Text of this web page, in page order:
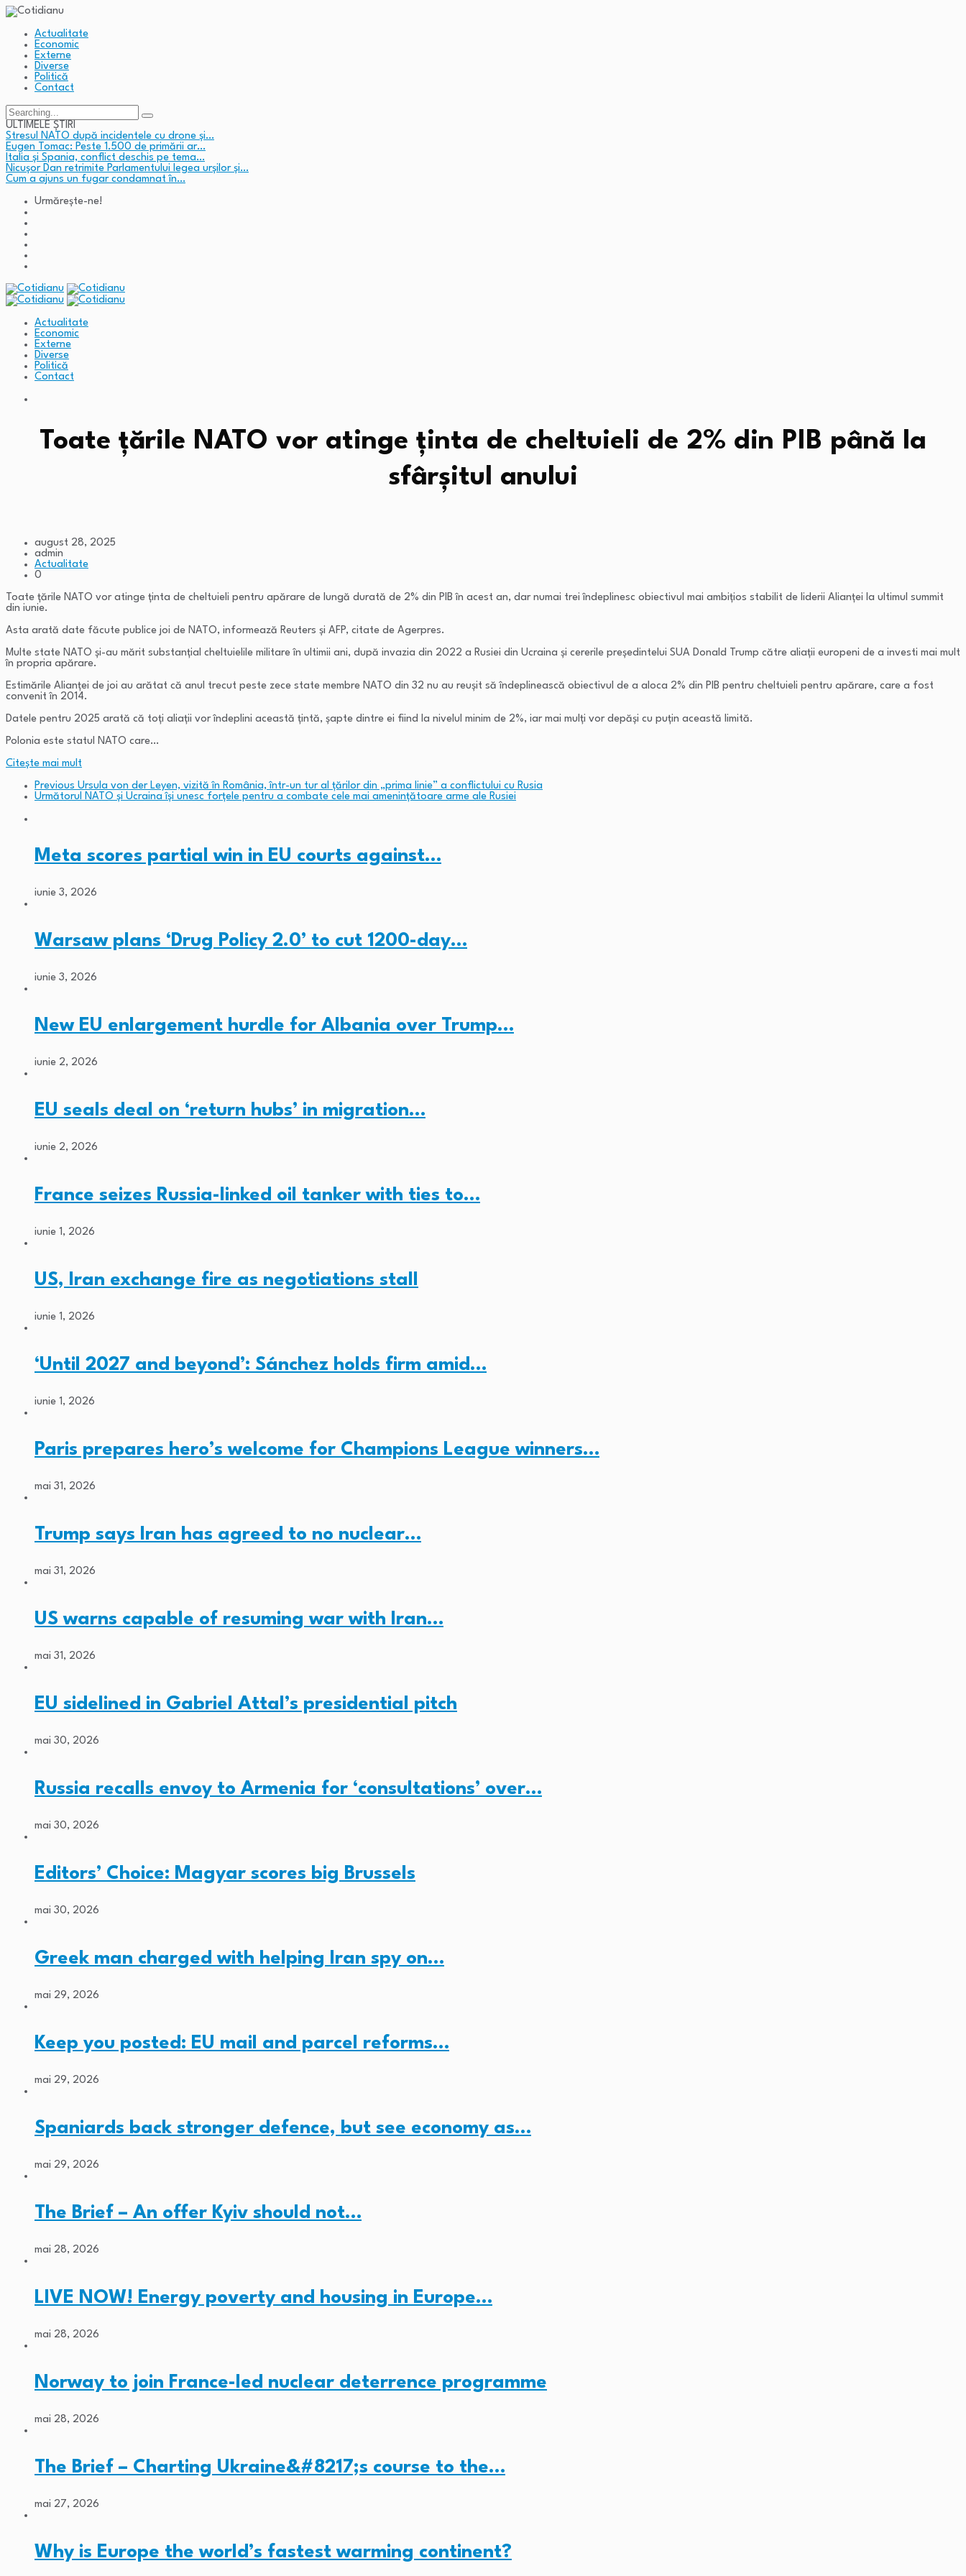
Actualitate
Economic
Externe
Diverse
Politică
Contact
Search
for:
ULTIMELE ȘTIRI
Stresul NATO după incidentele cu drone și…
Eugen Tomac: Peste 1.500 de primării ar…
Italia și Spania, conflict deschis pe tema…
Nicușor Dan retrimite Parlamentului legea urșilor și…
Cum a ajuns un fugar condamnat în…
Urmărește-ne!
Actualitate
Economic
Externe
Diverse
Politică
Contact
Toate țările NATO vor atinge ținta de cheltuieli de 2% din PIB până la
sfârșitul anului
august 28, 2025
admin
Actualitate
0
Toate țările NATO vor atinge ținta de cheltuieli pentru apărare de lungă durată de 2% din PIB în acest an, dar numai trei îndeplinesc obiectivul mai ambițios stabilit de liderii Alianței la ultimul summit
din iunie.
Asta arată date făcute publice joi de NATO, informează Reuters și AFP, citate de Agerpres.
Multe state NATO și-au mărit substanțial cheltuielile militare în ultimii ani, după invazia din 2022 a Rusiei din Ucraina și cererile președintelui SUA Donald Trump către aliații europeni de a investi mai mult
în propria apărare.
Estimările Alianței de joi au arătat că anul trecut peste zece state membre NATO din 32 nu au reușit să îndeplinească obiectivul de a aloca 2% din PIB pentru cheltuieli pentru apărare, care a fost
convenit în 2014.
Datele pentru 2025 arată că toți aliații vor îndeplini această țintă, șapte dintre ei fiind la nivelul minim de 2%, iar mai mulți vor depăși cu puțin această limită.
Polonia este statul NATO care…
Citeşte mai mult
Previous Ursula von der Leyen, vizită în România, într-un tur al țărilor din „prima linie” a conflictului cu Rusia
Următorul
NATO și Ucraina își unesc forțele pentru a combate cele mai amenințătoare arme ale Rusiei
Meta scores partial win in EU courts against…
iunie 3, 2026
Warsaw plans ‘Drug Policy 2.0’ to cut 1200-day…
iunie 3, 2026
New EU enlargement hurdle for Albania over Trump…
iunie 2, 2026
EU seals deal on ‘return hubs’ in migration…
iunie 2, 2026
France seizes Russia-linked oil tanker with ties to…
iunie 1, 2026
US, Iran exchange fire as negotiations stall
iunie 1, 2026
‘Until 2027 and beyond’: Sánchez holds firm amid…
iunie 1, 2026
Paris prepares hero’s welcome for Champions League winners…
mai 31, 2026
Trump says Iran has agreed to no nuclear…
mai 31, 2026
US warns capable of resuming war with Iran…
mai 31, 2026
EU sidelined in Gabriel Attal’s presidential pitch
mai 30, 2026
Russia recalls envoy to Armenia for ‘consultations’ over…
mai 30, 2026
Editors’ Choice: Magyar scores big Brussels
mai 30, 2026
Greek man charged with helping Iran spy on…
mai 29, 2026
Keep you posted: EU mail and parcel reforms…
mai 29, 2026
Spaniards back stronger defence, but see economy as…
mai 29, 2026
The Brief – An offer Kyiv should not…
mai 28, 2026
LIVE NOW! Energy poverty and housing in Europe…
mai 28, 2026
Norway to join France-led nuclear deterrence programme
mai 28, 2026
The Brief – Charting Ukraine&#8217;s course to the…
mai 27, 2026
Why is Europe the world’s fastest warming continent?